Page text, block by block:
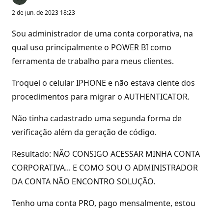
2 de jun. de 2023 18:23
Sou administrador de uma conta corporativa, na
qual uso principalmente o POWER BI como
ferramenta de trabalho para meus clientes.
Troquei o celular IPHONE e não estava ciente dos
procedimentos para migrar o AUTHENTICATOR.
Não tinha cadastrado uma segunda forma de
verificação além da geração de código.
Resultado: NÃO CONSIGO ACESSAR MINHA CONTA
CORPORATIVA... E COMO SOU O ADMINISTRADOR
DA CONTA NÃO ENCONTRO SOLUÇÃO.
Tenho uma conta PRO, pago mensalmente, estou